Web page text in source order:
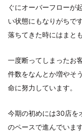
ぐにオーバーフローが
い状態にもなりがちで
落ちてきた時にはまと
一度断ってしまったお
件数をなんとか増やそ
命に努力しています。
今期の初めには30店を
のペースで進んでいま